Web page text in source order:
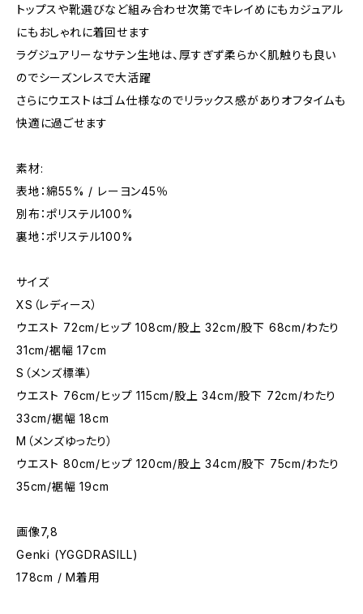
トップスや靴選びなど組み合わせ次第でキレイめにもカジュアル
にもおしゃれに着回せます
ラグジュアリーなサテン生地は、厚すぎず柔らかく肌触りも良い
のでシーズンレスで大活躍
さらにウエストはゴム仕様なのでリラックス感がありオフタイムも
快適に過ごせます
素材:
表地：綿55% / レーヨン45％
別布：ポリステル100%
裏地：ポリステル100%
サイズ
XS（レディース）
ウエスト 72cm/ヒップ 108cm/股上 32cm/股下 68cm/わたり
31cm/裾幅 17cm
S（メンズ標準）
ウエスト 76cm/ヒップ 115cm/股上 34cm/股下 72cm/わたり
33cm/裾幅 18cm
M（メンズゆったり）
ウエスト 80cm/ヒップ 120cm/股上 34cm/股下 75cm/わたり
35cm/裾幅 19cm
画像7,8
Genki (YGGDRASILL)
178cm / M着用